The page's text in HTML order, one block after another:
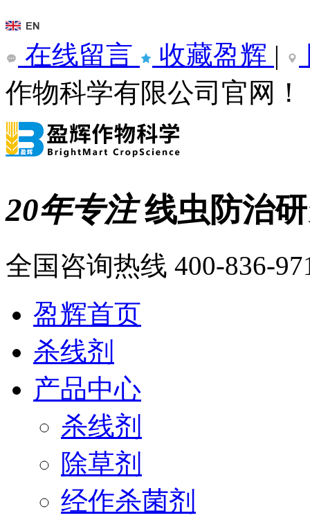
在线留言 收藏盈辉 |
作物科学有限公司官网！
20年专注线虫防治
全国咨询热线 400-836-
盈辉首页
杀线剂
产品中心
杀线剂
除草剂
经作杀菌剂